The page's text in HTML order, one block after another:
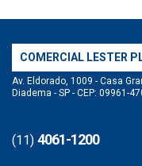
COMERCIAL LESTER
Av. Eldorado, 1009 - Casa
Diadema - SP - CEP: 09961-
(11) 4061-1200